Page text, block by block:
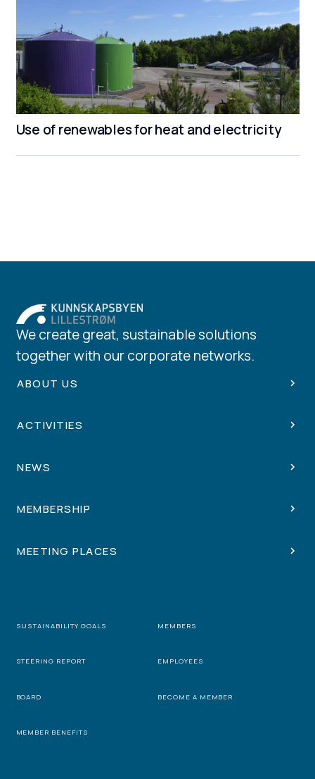
Use of renewables for heat and electricity
We create great, sustainable solutions
together with our corporate networks.
ABOUT US
ACTIVITIES
NEWS
MEMBERSHIP
MEETING PLACES
SUSTAINABILITY GOALS MEMBERS
STEERING REPORT EMPLOYEES
BOARD BECOME A MEMBER
MEMBER BENEFITS